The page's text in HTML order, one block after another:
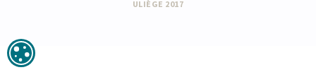
ULIÈGE 2017